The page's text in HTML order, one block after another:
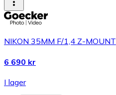
NIKON 35MM F/1,4 Z-MOUNT
6 690 kr
I lager